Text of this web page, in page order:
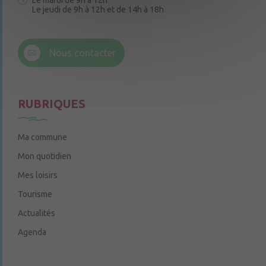
Le jeudi de 9h à 12h et de 14h à 18h
Nous contacter
RUBRIQUES
Ma commune
Mon quotidien
Mes loisirs
Tourisme
Actualités
Agenda